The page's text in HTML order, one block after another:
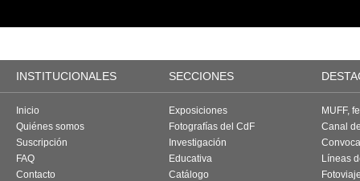
INSTITUCIONALES SECCIONES
Inicio
Quiénes somos
Suscripción
FAQ
Contacto
Exposiciones
Fotografías del CdF
Investigación
Educativa
Catálogo
MUFF,
Canal
Líneas